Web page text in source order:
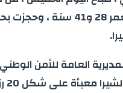
يبلغان من العمر 28 و41
العامة للأمن